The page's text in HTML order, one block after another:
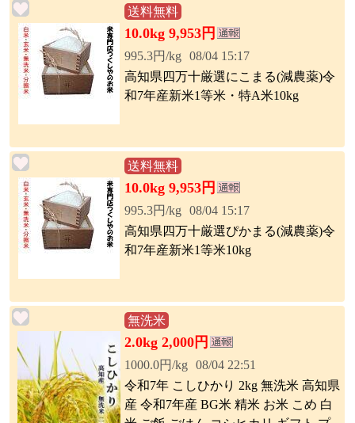
送料無料
10.0kg 9,953円
995.3円/kg 08/04 15:17
高知県四万十厳選にこまる(減農薬)令
和7年産新米1等米・特A米10kg
送料無料
10.0kg 9,953円
995.3円/kg 08/04 15:17
高知県四万十厳選ぴかまる(減農薬)令
和7年産新米1等米10kg
無洗米
2.0kg 2,000円
1000.0円/kg 08/04 22:51
令和7年 こしひかり 2kg 無洗米 高知県
産 令和7年産 BG米 精米 お米 こめ 白